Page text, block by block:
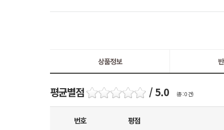
상품정보
평균별점 / 5.0 (총 : 0 건)
번호 평점